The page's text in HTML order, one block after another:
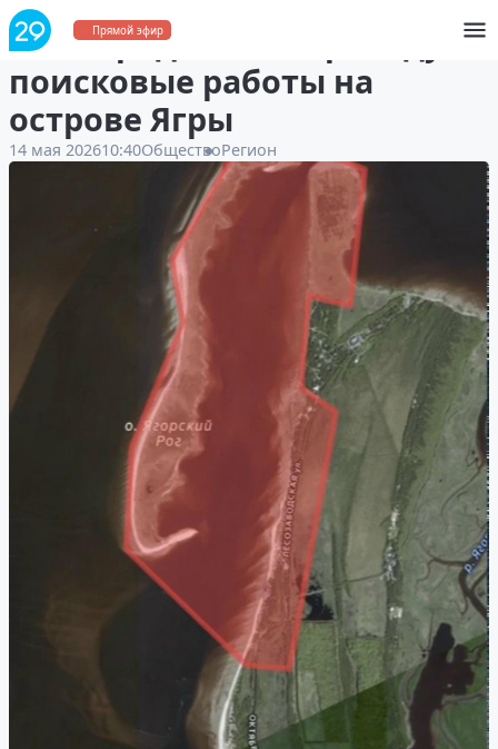
Прямой эфир
В Северодвинске проведут
поисковые работы на
острове Ягры
14 мая 202610:40ОбществоРегион